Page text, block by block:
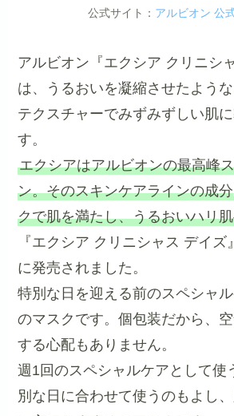
公式サイト： アルビオン 公
アルビオン『エクシア クリニシ
は、うるおいを凝縮させたよう
テクスチャーでみずみずしい肌
す。
エクシアはアルビオンの最高峰
ン。そのスキンケアラインの成
クで肌を満たし、うるおいハリ
『エクシア クリニシャス デイズ
に発売されました。
特別な日を迎える前のスペシャ
のマスクです。個包装だから、
する心配もありません。
週1回のスペシャルケアとして使
別な日に合わせて使うのもよし